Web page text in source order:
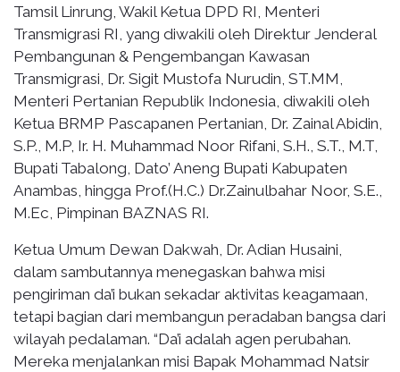
Tamsil Linrung, Wakil Ketua DPD RI, Menteri
Transmigrasi RI, yang diwakili oleh Direktur Jenderal
Pembangunan & Pengembangan Kawasan
Transmigrasi, Dr. Sigit Mustofa Nurudin, ST.MM,
Menteri Pertanian Republik Indonesia, diwakili oleh
Ketua BRMP Pascapanen Pertanian, Dr. Zainal Abidin,
S.P., M.P, Ir. H. Muhammad Noor Rifani, S.H., S.T., M.T,
Bupati Tabalong, Dato’ Aneng Bupati Kabupaten
Anambas, hingga Prof.(H.C.) Dr.Zainulbahar Noor, S.E.,
M.Ec, Pimpinan BAZNAS RI.
Ketua Umum Dewan Dakwah, Dr. Adian Husaini,
dalam sambutannya menegaskan bahwa misi
pengiriman da’i bukan sekadar aktivitas keagamaan,
tetapi bagian dari membangun peradaban bangsa dari
wilayah pedalaman. “Da’i adalah agen perubahan.
Mereka menjalankan misi Bapak Mohammad Natsir